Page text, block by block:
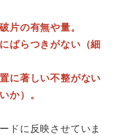
片の有無や量。
ばらつきがない（細
に著しい不整がない
か）。
ドに反映させていま